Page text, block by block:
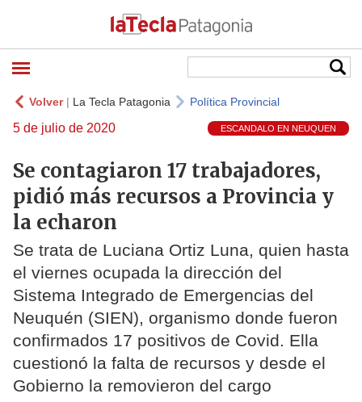
Volver| La Tecla Patagonia Política Provincial
5 de julio de 2020 ESCANDALO EN NEUQUEN
Se contagiaron 17 trabajadores,
pidió más recursos a Provincia y
la echaron
Se trata de Luciana Ortiz Luna, quien hasta
el viernes ocupada la dirección del
Sistema Integrado de Emergencias del
Neuquén (SIEN), organismo donde fueron
confirmados 17 positivos de Covid. Ella
cuestionó la falta de recursos y desde el
Gobierno la removieron del cargo